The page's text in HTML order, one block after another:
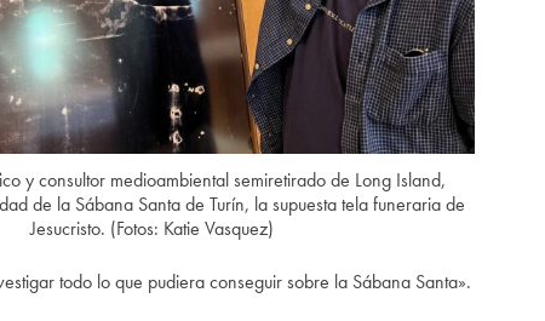
y consultor medioambiental semiretirado de Long Island,
de la Sábana Santa de Turín, la supuesta tela funeraria de
Jesucristo. (Fotos: Katie Vasquez)
todo lo que pudiera conseguir sobre la Sábana Santa».